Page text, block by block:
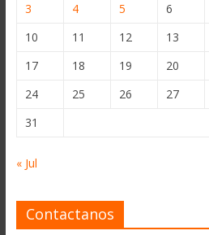
3
4 5 6
10
11 12 13
17
18 19 20
24
25 26 27
31
« Jul
Contactanos